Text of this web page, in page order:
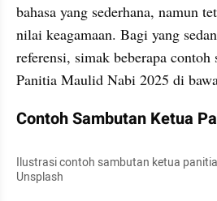
bahasa yang sederhana, namun
nilai keagamaan. Bagi yang
referensi, simak beberapa contoh
Panitia Maulid Nabi 2025 di
Contoh Sambutan Ketua
Ilustrasi contoh sambutan ketua
Unsplash